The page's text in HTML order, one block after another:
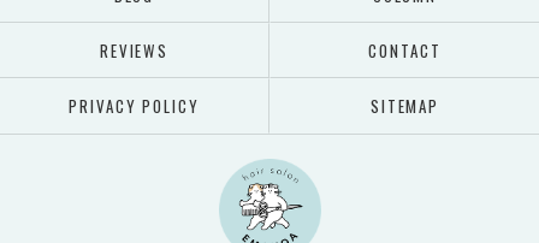
REVIEWS CONTACT
PRIVACY POLICY SITEMAP